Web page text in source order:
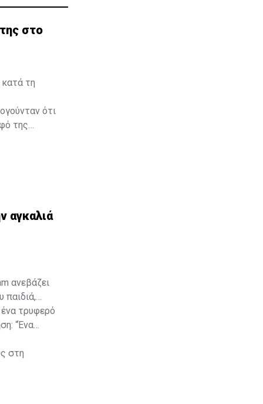
στο
τη
ότι
της
αγκαλιά
ανεβάζει
παιδιά,
τρυφερό
“Ένα
στη